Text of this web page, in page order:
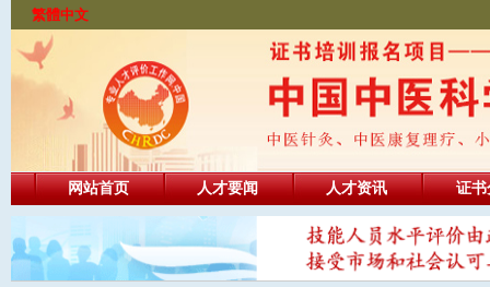
繁體中文
网站首页 人才要闻 人才资讯 证书